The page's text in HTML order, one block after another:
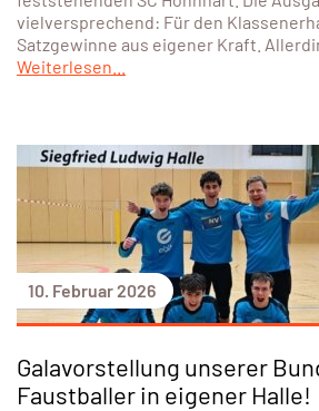
vielversprechend: Für den
Satzgewinne aus eigener Kraft.
Weiterlesen...
10. Februar 2026
Galavorstellung unserer
Faustballer in eigener Halle!